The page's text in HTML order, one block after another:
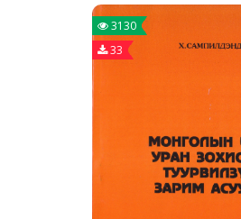
3130
33